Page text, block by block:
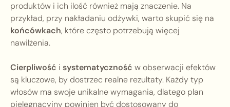
produktów i ich ilość również mają znaczenie. Na
przykład, przy nakładaniu odżywki, warto skupić się na
końcówkach, które często potrzebują więcej
nawilżenia.
Cierpliwość i systematyczność w obserwacji efektów
są kluczowe, by dostrzec realne rezultaty. Każdy typ
włosów ma swoje unikalne wymagania, dlatego plan
pielęgnacyjny powinien być dostosowany do